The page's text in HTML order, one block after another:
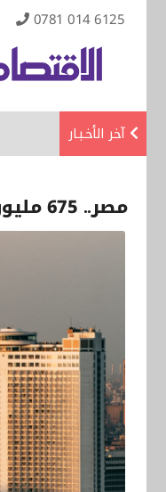
0781 014 6125
آخر الأخـبـار
مصر.. 675 مليون دولار حصيلة بيع رخص الجيل الخامس